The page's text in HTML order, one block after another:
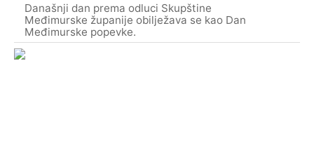
Današnji dan prema odluci Skupštine
Međimurske županije obilježava se kao Dan
Međimurske popevke.